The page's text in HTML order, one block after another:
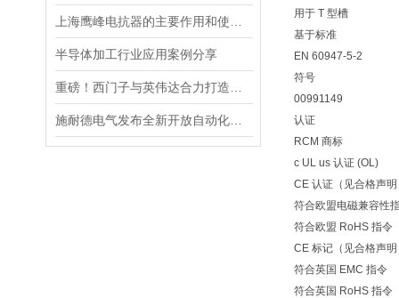
半导体加工行业应用案例分享
用于 T 型槽
基于标准
EN 60947-5-2
符号
00991149
认证
RCM 商标
c UL us 认证 (OL)
CE 认证（见合格声
符合欧盟电磁兼容性
符合欧盟 RoHS 指令
CE 标记（见合格声
符合英国 EMC 指令
符合英国 RoHS 指令